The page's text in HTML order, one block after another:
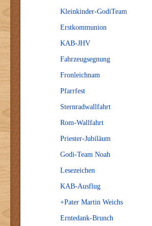
Kleinkinder-GodiTeam
Erstkommunion
KAB-JHV
Fahrzeugsegnung
Fronleichnam
Pfarrfest
Sternradwallfahrt
Rom-Wallfahrt
Priester-Jubiläum
Godi-Team Noah
Lesezeichen
KAB-Ausflug
+Pater Martin Weichs
Erntedank-Brunch